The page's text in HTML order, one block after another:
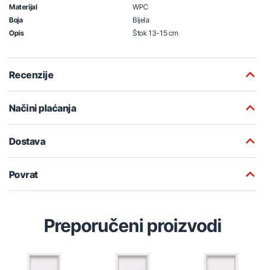
Materijal
WPC
Boja
Bijela
Opis
Štok 13-15 cm
Recenzije
Načini plaćanja
Dostava
Povrat
Preporučeni proizvodi